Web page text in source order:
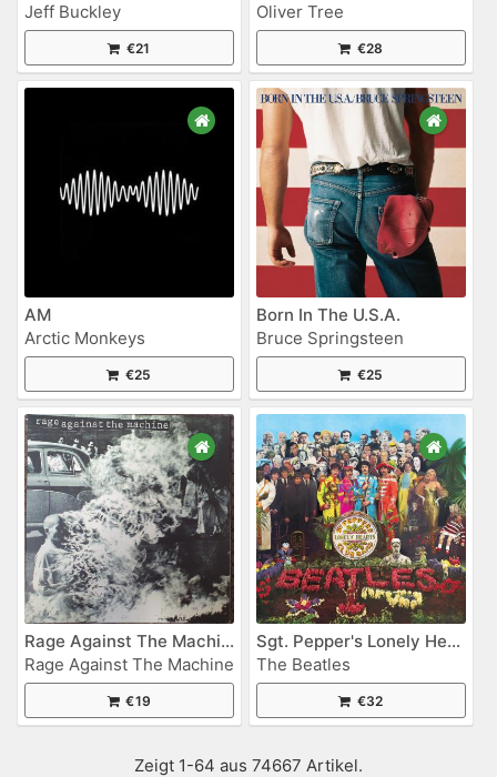
Jeff Buckley
€21
Oliver Tree
€28
AM
Arctic Monkeys
€25
Born In The U.S.A.
Bruce Springsteen
€25
Rage Against The Machine
Rage Against The Machine
€19
Sgt. Pepper's Lonely Hearts Club Band
The Beatles
€32
Zeigt 1-64 aus 74667 Artikel.